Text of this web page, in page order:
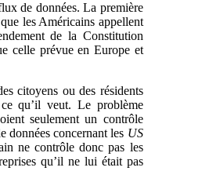
de données. La première
les Américains appellent
de la Constitution
celle prévue en Europe et
citoyens ou des résidents
qu’il veut. Le problème
seulement un contrôle
données concernant les US
ne contrôle donc pas les
qu’il ne lui était pas